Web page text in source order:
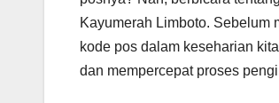
Kayumerah Limboto. Sebelum
kode pos dalam keseharian
dan mempercepat proses